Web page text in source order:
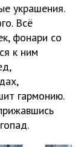
украшения.
Всё
фонари со
к ним
гармонию.